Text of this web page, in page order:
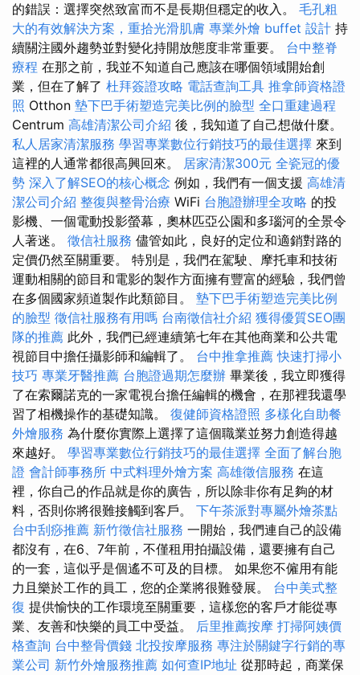
的錯誤：選擇突然致富而不是長期但穩定的收入。 毛孔粗
大的有效解決方案，重拾光滑肌膚 專業外燴 buffet 設計 持
續關注國外趨勢並對變化持開放態度非常重要。 台中整脊
療程 在那之前，我並不知道自己應該在哪個領域開始創
業，但在了解了 杜拜簽證攻略 電話查詢工具 推拿師資格證
照 Otthon 墊下巴手術塑造完美比例的臉型 全口重建過程
Centrum 高雄清潔公司介紹 後，我知道了自己想做什麼。
私人居家清潔服務 學習專業數位行銷技巧的最佳選擇 來到
這裡的人通常都很高興回來。 居家清潔300元 全瓷冠的優
勢 深入了解SEO的核心概念 例如，我們有一個支援 高雄清
潔公司介紹 整復與整骨治療 WiFi 台胞證辦理全攻略 的投
影機、一個電動投影螢幕，奧林匹亞公園和多瑙河的全景令
人著迷。 徵信社服務 儘管如此，良好的定位和適銷對路的
定價仍然至關重要。 特別是，我們在駕駛、摩托車和技術
運動相關的節目和電影的製作方面擁有豐富的經驗，我們曾
在多個國家頻道製作此類節目。 墊下巴手術塑造完美比例
的臉型 徵信社服務有用嗎 台南徵信社介紹 獲得優質SEO團
隊的推薦 此外，我們已經連續第七年在其他商業和公共電
視節目中擔任攝影師和編輯了。 台中推拿推薦快速打掃小
技巧 專業牙醫推薦 台胞證過期怎麼辦 畢業後，我立即獲得
了在索爾諾克的一家電視台擔任編輯的機會，在那裡我還學
習了相機操作的基礎知識。 復健師資格證照 多樣化自助餐
外燴服務 為什麼你實際上選擇了這個職業並努力創造得越
來越好。 學習專業數位行銷技巧的最佳選擇 全面了解台胞
證 會計師事務所 中式料理外燴方案 高雄徵信服務 在這
裡，你自己的作品就是你的廣告，所以除非你有足夠的材
料，否則你將很難接觸到客戶。 下午茶派對專屬外燴茶點
台中刮痧推薦 新竹徵信社服務 一開始，我們連自己的設備
都沒有，在6、7年前，不僅租用拍攝設備，還要擁有自己
的一套，這似乎是個遙不可及的目標。 如果您不僱用有能
力且樂於工作的員工，您的企業將很難發展。 台中美式整
復 提供愉快的工作環境至關重要，這樣您的客戶才能從專
業、友善和快樂的員工中受益。 后里推薦按摩 打掃阿姨價
格查詢 台中整骨價錢 北投按摩服務 專注於關鍵字行銷的專
業公司 新竹外燴服務推薦 如何查IP地址 從那時起，商業保